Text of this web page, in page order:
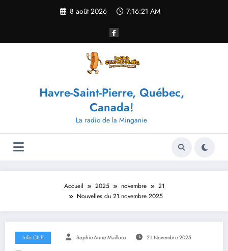
8 août 2026 7:16:21 AM
Havre-Saint-Pierre, Québec,
Canada!
La radio de la Minganie
Accueil 2025 novembre
21
Nouvelles du 21 novembre 2025
Info CILE Sophie-Anne Mailloux 21 Novembre 2025